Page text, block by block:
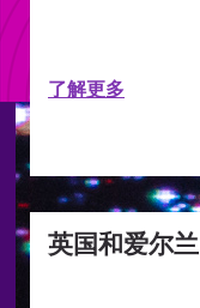
了解更多
英国和爱尔兰